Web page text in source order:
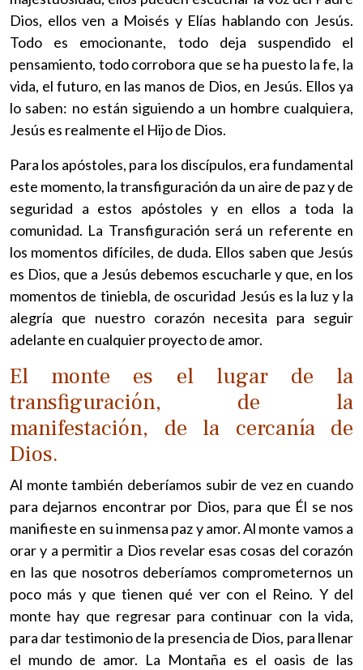
Dios, ellos ven a Moisés y Elías hablando con Jesús.
Todo es emocionante, todo deja suspendido el
pensamiento, todo corrobora que se ha puesto la fe, la
vida, el futuro, en las manos de Dios, en Jesús. Ellos ya
lo saben: no están siguiendo a un hombre cualquiera,
Jesús es realmente el Hijo de Dios.
Para los apóstoles, para los discípulos, era fundamental
este momento, la transfiguración da un aire de paz y de
seguridad a estos apóstoles y en ellos a toda la
comunidad. La Transfiguración será un referente en
los momentos difíciles, de duda. Ellos saben que Jesús
es Dios, que a Jesús debemos escucharle y que, en los
momentos de tiniebla, de oscuridad Jesús es la luz y la
alegría que nuestro corazón necesita para seguir
adelante en cualquier proyecto de amor.
El monte es el lugar de la
transfiguración, de la
manifestación, de la cercanía de
Dios.
Al monte también deberíamos subir de vez en cuando
para dejarnos encontrar por Dios, para que Él se nos
manifieste en su inmensa paz y amor. Al monte vamos a
orar y a permitir a Dios revelar esas cosas del corazón
en las que nosotros deberíamos comprometernos un
poco más y que tienen qué ver con el Reino. Y del
monte hay que regresar para continuar con la vida,
para dar testimonio de la presencia de Dios, para llenar
el mundo de amor. La Montaña es el oasis de las